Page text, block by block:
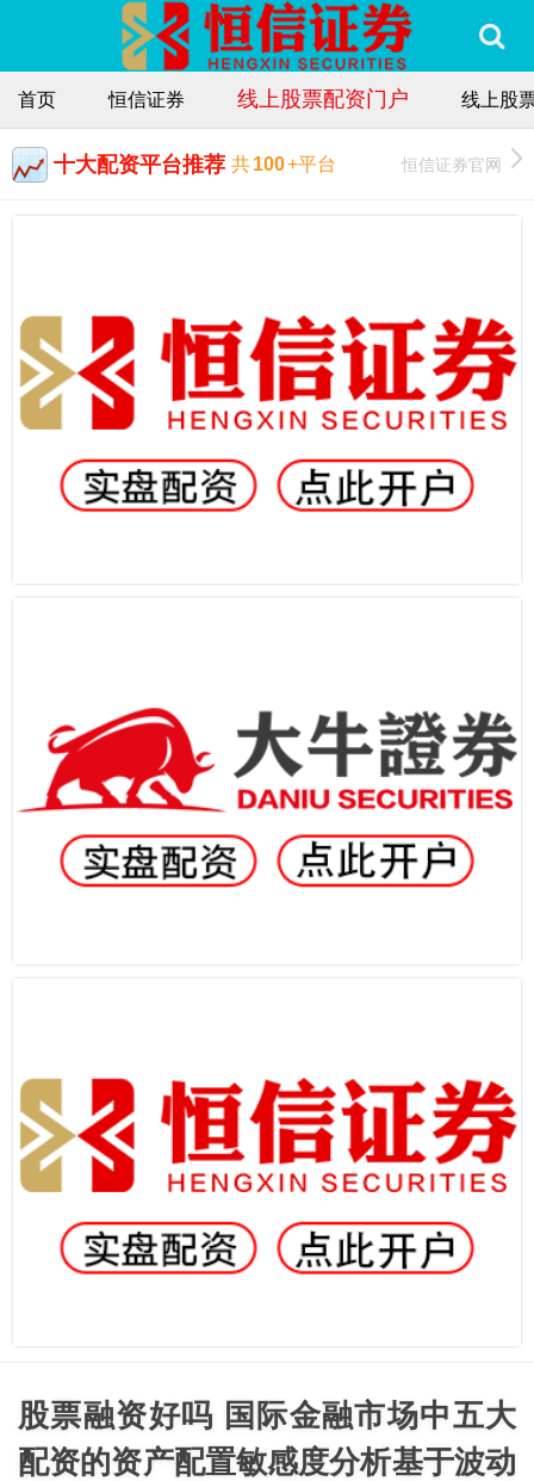
首页 恒信证券 线上股票配资门户 线上股
十大配资平台推荐 共100+平台 恒信证券官网
股票融资好吗 国际金融市场中五大
配资的资产配置敏感度分析基于波动